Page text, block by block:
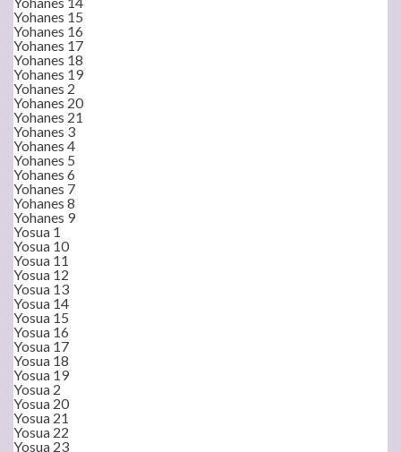
Yohanes 15
Yohanes 16
Yohanes 17
Yohanes 18
Yohanes 19
Yohanes 2
Yohanes 20
Yohanes 21
Yohanes 3
Yohanes 4
Yohanes 5
Yohanes 6
Yohanes 7
Yohanes 8
Yohanes 9
Yosua 1
Yosua 10
Yosua 11
Yosua 12
Yosua 13
Yosua 14
Yosua 15
Yosua 16
Yosua 17
Yosua 18
Yosua 19
Yosua 2
Yosua 20
Yosua 21
Yosua 22
Yosua 23